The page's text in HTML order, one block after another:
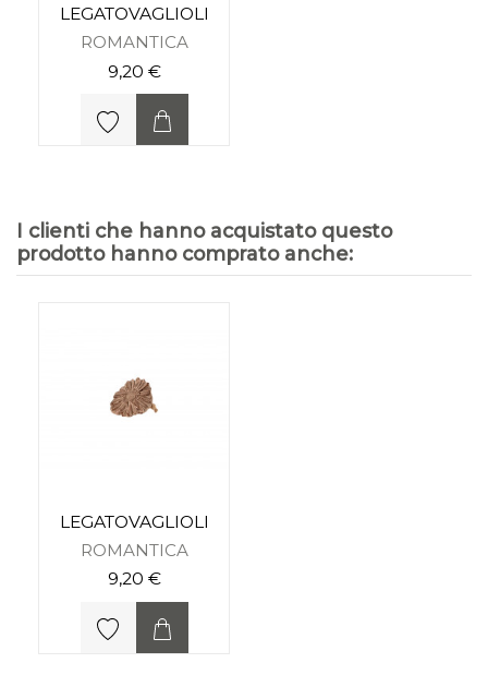
LEGATOVAGLIOLI
ROMANTICA
9,20 €
I clienti che hanno acquistato questo
prodotto hanno comprato anche:
LEGATOVAGLIOLI
ROMANTICA
9,20 €